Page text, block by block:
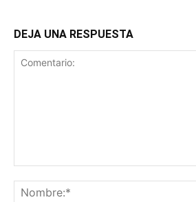
DEJA UNA RESPUESTA